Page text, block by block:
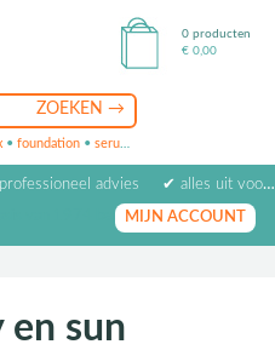
• foundation • serum
0 producten
€ 0,00
advies
✔ alles uit voorraad leverbaar
van beoordelingen
MIJN ACCOUNT
en sun